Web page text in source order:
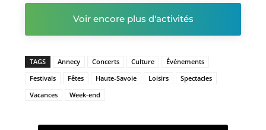
Voir encore plus d'activités
TAGS Annecy Concerts Culture
Événements
Festivals
Fêtes Haute-Savoie Loisirs
Spectacles
Vacances
Week-end